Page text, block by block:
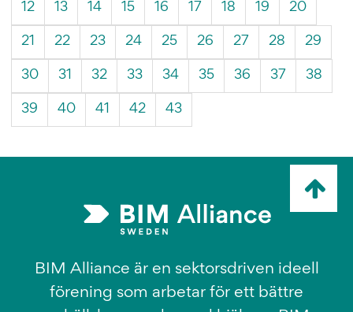
12 13 14 15 16 17 18 19 20
21 22 23 24 25 26 27 28 29
30 31 32 33 34 35 36 37 38
39 40 41 42 43
mig
BIM Alliance är en sektorsdriven ideell
förening som arbetar för ett bättre